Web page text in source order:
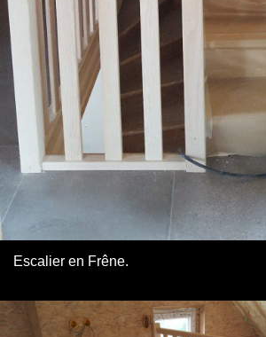
Escalier en Frêne.